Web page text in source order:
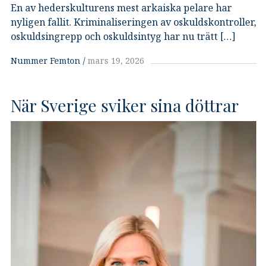
En av hederskulturens mest arkaiska pelare har
nyligen fallit. Kriminaliseringen av oskuldskontroller,
oskuldsingrepp och oskuldsintyg har nu trätt […]
Nummer Femton mars 19, 2026
När Sverige sviker sina döttrar